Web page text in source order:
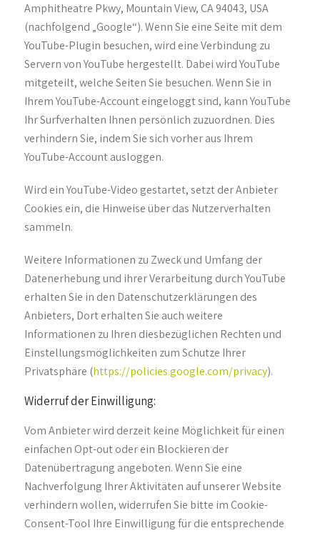
Amphitheatre Pkwy, Mountain View, CA 94043, USA
(nachfolgend „Google“). Wenn Sie eine Seite mit dem
YouTube-Plugin besuchen, wird eine Verbindung zu
Servern von YouTube hergestellt. Dabei wird YouTube
mitgeteilt, welche Seiten Sie besuchen. Wenn Sie in
Ihrem YouTube-Account eingeloggt sind, kann YouTube
Ihr Surfverhalten Ihnen persönlich zuzuordnen. Dies
verhindern Sie, indem Sie sich vorher aus Ihrem
YouTube-Account ausloggen.
Wird ein YouTube-Video gestartet, setzt der Anbieter
Cookies ein, die Hinweise über das Nutzerverhalten
sammeln.
Weitere Informationen zu Zweck und Umfang der
Datenerhebung und ihrer Verarbeitung durch YouTube
erhalten Sie in den Datenschutzerklärungen des
Anbieters, Dort erhalten Sie auch weitere
Informationen zu Ihren diesbezüglichen Rechten und
Einstellungsmöglichkeiten zum Schutze Ihrer
Privatsphäre (https://policies.google.com/privacy).
Widerruf der Einwilligung:
Vom Anbieter wird derzeit keine Möglichkeit für einen
einfachen Opt-out oder ein Blockieren der
Datenübertragung angeboten. Wenn Sie eine
Nachverfolgung Ihrer Aktivitäten auf unserer Website
verhindern wollen, widerrufen Sie bitte im Cookie-
Consent-Tool Ihre Einwilligung für die entsprechende